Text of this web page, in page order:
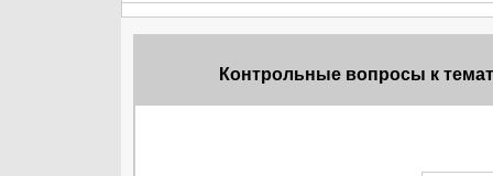
Контрольные вопросы к